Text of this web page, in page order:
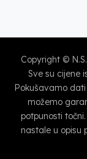
Copyright ©
Sve su cijene
Pokušavamo
možemo
potpunosti
nastale u opisu